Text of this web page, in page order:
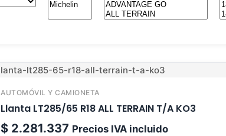
AUTOMÓVIL Y CAMIONETA
Llanta LT285/65 R18 ALL TERRAIN T/A KO3
$ 2.281.337 Precios IVA incluido